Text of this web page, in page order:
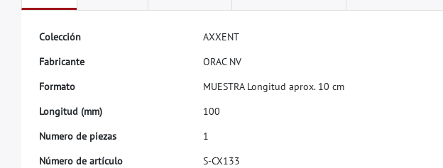
Colección AXXENT
Fabricante ORAC NV
Formato MUESTRA Longitud aprox. 10 cm
Longitud (mm) 100
Numero de piezas
1
Número de artículo S-CX133